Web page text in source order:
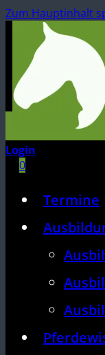
Zum Hauptinhalt
Login
0
Termine